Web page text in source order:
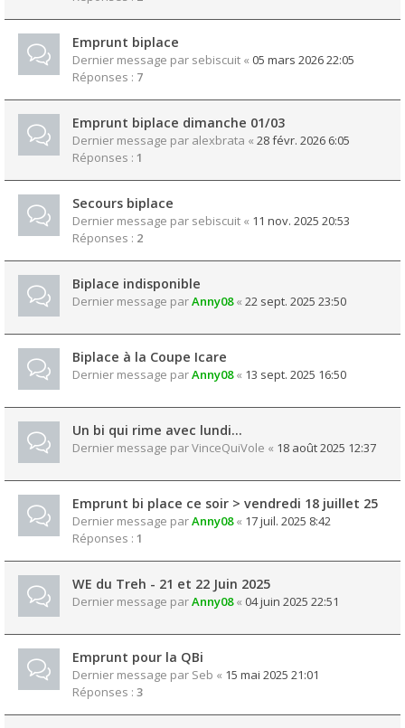
Emprunt biplace
Dernier message par sebiscuit « 05 mars 2026 22:05
Réponses : 7
Emprunt biplace dimanche 01/03
Dernier message par alexbrata « 28 févr. 2026 6:05
Réponses : 1
Secours biplace
Dernier message par sebiscuit « 11 nov. 2025 20:53
Réponses : 2
Biplace indisponible
Dernier message parAnny08« 22 sept. 2025 23:50
Biplace à la Coupe Icare
Dernier message parAnny08« 13 sept. 2025 16:50
Un bi qui rime avec lundi...
Dernier message parVinceQuiVole « 18 août 2025 12:37
Emprunt bi place ce soir > vendredi 18 juillet 25
Dernier message parAnny08« 17 juil. 2025 8:42
Réponses : 1
WE du Treh - 21 et 22 Juin 2025
Dernier message parAnny08« 04 juin 2025 22:51
Emprunt pour la QBi
Dernier message par Seb « 15 mai 2025 21:01
Réponses : 3